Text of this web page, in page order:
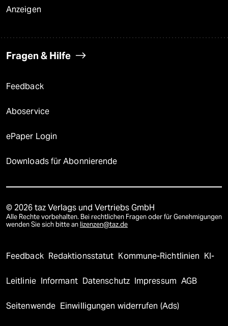
Anzeigen
Fragen & Hilfe
Feedback
Aboservice
ePaper Login
Downloads für Abonnierende
© 2026 taz Verlags und Vertriebs GmbH
Alle Rechte vorbehalten. Bei rechtlichen Fragen oder für Genehmigungen
wenden Sie sich bitte an lizenzen@taz.de
Feedback Redaktionsstatut Kommune-Richtlinien KI-
Leitlinie Informant Datenschutz Impressum AGB
Seitenwende Einwilligungen widerrufen (Ads)